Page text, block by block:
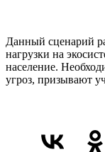
Данный сценарий
нагрузки на
население.
угроз, призывают